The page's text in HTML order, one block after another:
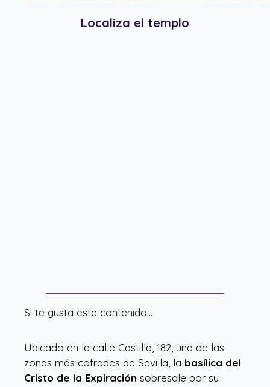
Localiza el templo
Si te gusta este contenido…
Ubicado en la calle Castilla, 182, una de las
zonas más cofrades de Sevilla, la basílica del
Cristo de la Expiración sobresale por su